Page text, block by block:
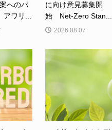
へのパ
ワリ...
に向け意見募集開
始 Net-Zero Stan...
2026.08.07